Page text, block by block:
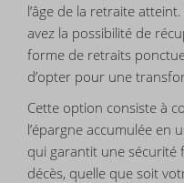
l’âge de la retraite
avez la possibilité de
forme de retraits
d’opter pour une
Cette option consiste à
l’épargne accumulée en
qui garantit une sécurité
décès, quelle que soit